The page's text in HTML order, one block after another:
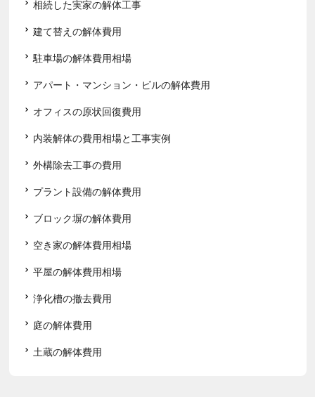
相続した実家の解体工事
建て替えの解体費用
駐車場の解体費用相場
アパート・マンション・ビルの解体費用
オフィスの原状回復費用
内装解体の費用相場と工事実例
外構除去工事の費用
プラント設備の解体費用
ブロック塀の解体費用
空き家の解体費用相場
平屋の解体費用相場
浄化槽の撤去費用
庭の解体費用
土蔵の解体費用